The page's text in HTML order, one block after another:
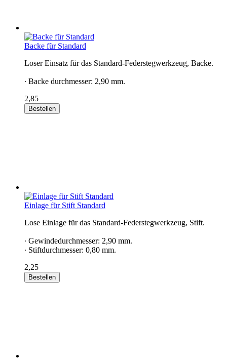
Backe für Standard
Loser Einsatz für das Standard-Federstegwerkzeug, Backe.
∙ Backe durchmesser: 2,90 mm.
2,85
Bestellen
Einlage für Stift Standard
Lose Einlage für das Standard-Federstegwerkzeug, Stift.
∙ Gewindedurchmesser: 2,90 mm.
∙ Stiftdurchmesser: 0,80 mm.
2,25
Bestellen